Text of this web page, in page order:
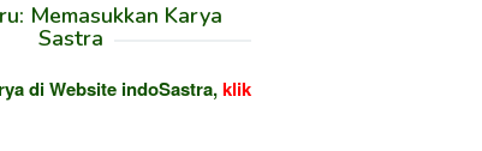
Memasukkan Karya
Sastra
di Website indoSastra,klik